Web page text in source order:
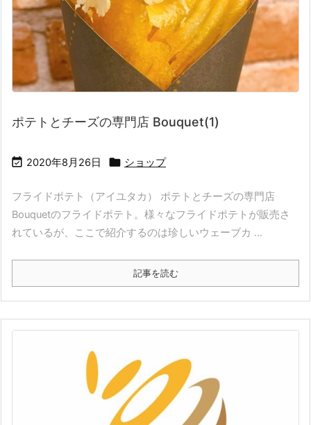
ポテトとチーズの専門店 Bouquet(1)
 2020年8月26日  ショップ
フライドポテト（アイユタカ） ポテトとチーズの専門店
Bouquetのフライドポテト。様々なフライドポテトが販売さ
れているが、ここで紹介するのは珍しいウェーブカ ...
記事を読む